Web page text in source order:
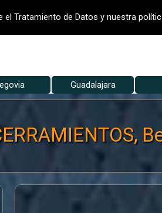
Tratamiento de Datos y nuestra
Saltar menú ▼
Guadalajara